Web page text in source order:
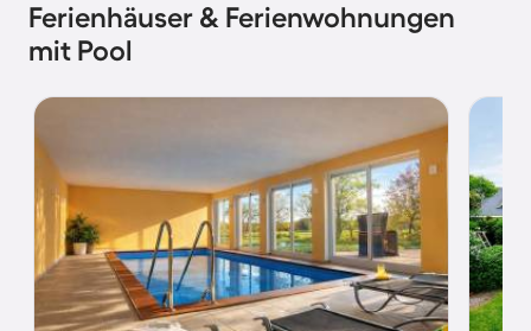
Ferienhäuser & Ferienwohnungen
mit Pool